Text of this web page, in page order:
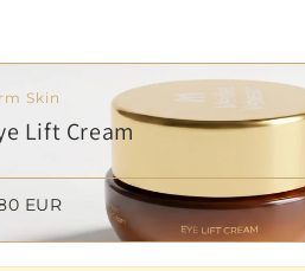
Skin
Lift Cream
EUR